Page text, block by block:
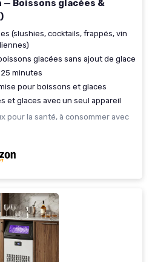
Boissons glacées &
(slushies, cocktails, frappés, vin
glacées sans ajout de glace
minutes
pour boissons et glaces
et glaces avec un seul appareil
pour la santé, à consommer avec